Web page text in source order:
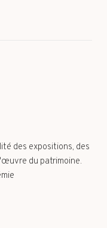
des expositions, des
du patrimoine.